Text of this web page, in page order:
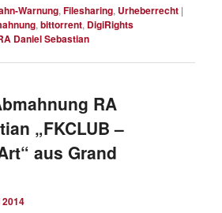
Warnung,Filesharing, Urheberrecht |
,bittorrent, DigiRights
Daniel Sebastian
RA
„FKCLUB –
aus Grand